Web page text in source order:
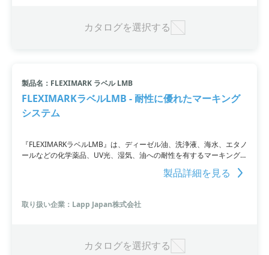
カタログを選択する
製品名：FLEXIMARK ラベル LMB
FLEXIMARKラベルLMB - 耐性に優れたマーキング
システム
『FLEXIMARKラベルLMB』は、ディーゼル油、洗浄液、海水、エタノ
ールなどの化学薬品、UV光、湿気、油への耐性を有するマーキングシ
ステムです。また、熱転写プリンタ（TMB）用ロールとしても使用可
能で、ミシン目付きDIN A5ラベルシートが付いています。両面印刷が
できます。さらに、スナップオンタイプ用カラー、クローズタイプ用
カラー、ケーブルタイ用カラーに適したラベルに最適です。
製品詳細を見る
取り扱い企業：Lapp Japan株式会社
カタログを選択する